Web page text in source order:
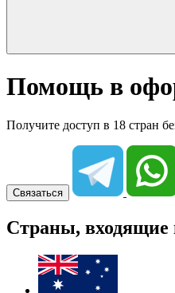
Помощь в
Получите доступ в 18 стран
Связаться
Страны,